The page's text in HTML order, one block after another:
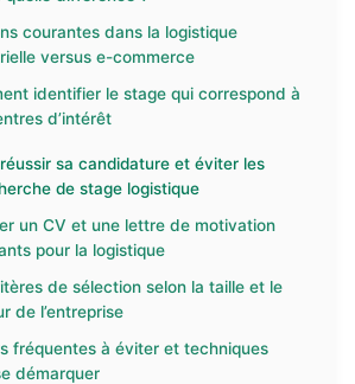
courantes dans la logistique
versus e-commerce
identifier le stage qui correspond à
d’intérêt
sa candidature et éviter les
de stage logistique
un CV et une lettre de motivation
pour la logistique
de sélection selon la taille et le
de l’entreprise
fréquentes à éviter et techniques
démarquer